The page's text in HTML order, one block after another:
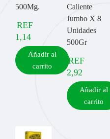
500Mg.
REF
1,14
Añadir al
carrito
Caliente
Jumbo X 8
Unidades
500Gr
REF
2,92
Añadir al
carrito